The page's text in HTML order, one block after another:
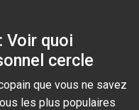
Voir quoi
cercle
que vous ne savez
les plus populaires